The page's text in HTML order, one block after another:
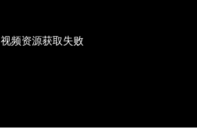
视频资源获取失败